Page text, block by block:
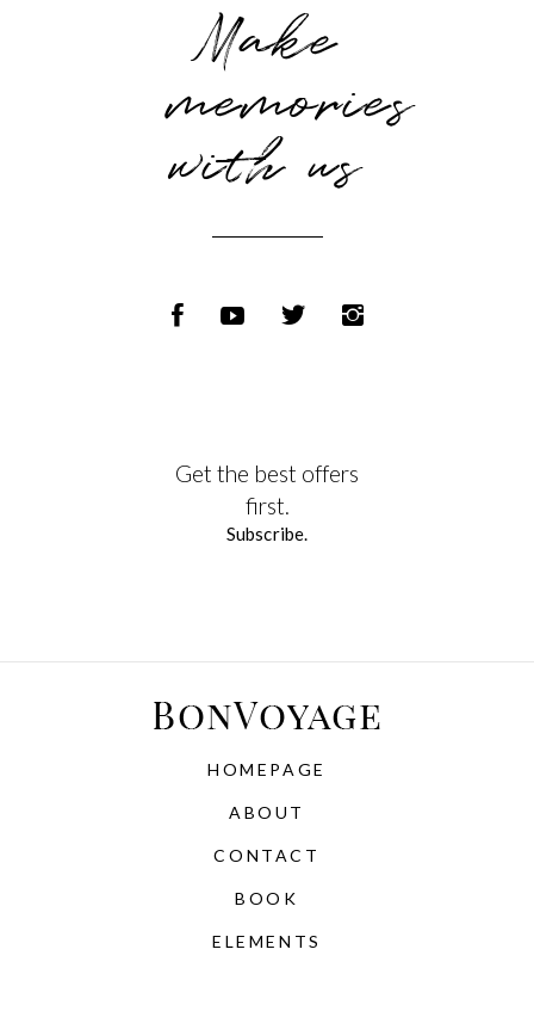
Make
memories
with us
Get the best offers
first.
Subscribe.
HOMEPAGE
ABOUT
CONTACT
BOOK
ELEMENTS